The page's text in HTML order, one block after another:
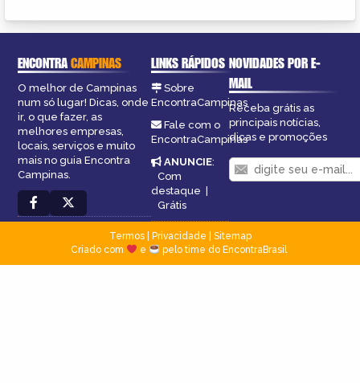
ENCONTRACAMPINAS
O melhor de Campinas
num só lugar! Dicas, onde
ir, o que fazer, as
melhores empresas,
locais, serviços e muito
mais no guia Encontra
Campinas.
LINKS RÁPIDOS
Sobre
EncontraCampinas
Fale com o
EncontraCampinas
ANUNCIE:
Com
destaque |
Grátis
NOVIDADES POR E-
MAIL
Receba grátis as
principais notícias,
dicas e promoções
Termos| Privacidade
Sitemap
Criado com
e pelo time do EncontraBrasil